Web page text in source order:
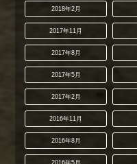
2018年2月
2017年11月
2017年8月
2017年5月
2017年2月
2016年11月
2016年8月